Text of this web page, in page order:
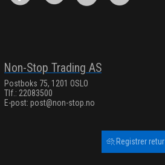
Non-Stop Trading AS
Postboks 75, 1201 OSLO
Tlf.: 22083500
E-post: post@non-stop.no
Registrer retur